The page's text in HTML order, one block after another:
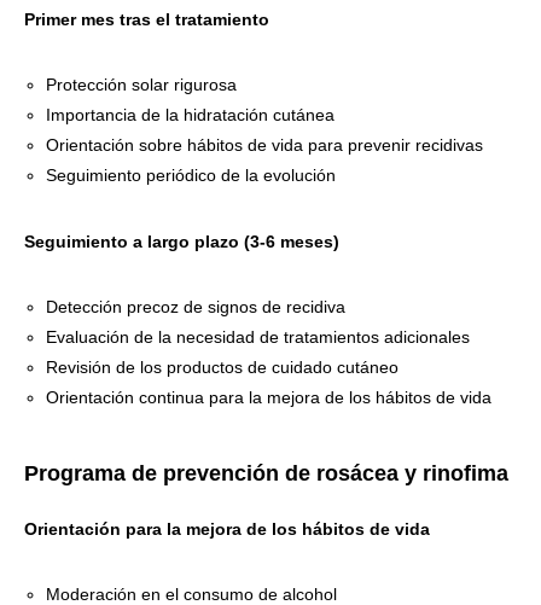
Primer mes tras el tratamiento
Protección solar rigurosa
Importancia de la hidratación cutánea
Orientación sobre hábitos de vida para prevenir recidivas
Seguimiento periódico de la evolución
Seguimiento a largo plazo (3-6 meses)
Detección precoz de signos de recidiva
Evaluación de la necesidad de tratamientos adicionales
Revisión de los productos de cuidado cutáneo
Orientación continua para la mejora de los hábitos de vida
Programa de prevención de rosácea y rinofima
Orientación para la mejora de los hábitos de vida
Moderación en el consumo de alcohol